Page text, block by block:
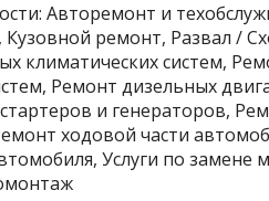
Авторемонт и
ремонт, Развал /
климатических систем,
Ремонт дизельных
и генераторов,
ходовой части
Услуги по